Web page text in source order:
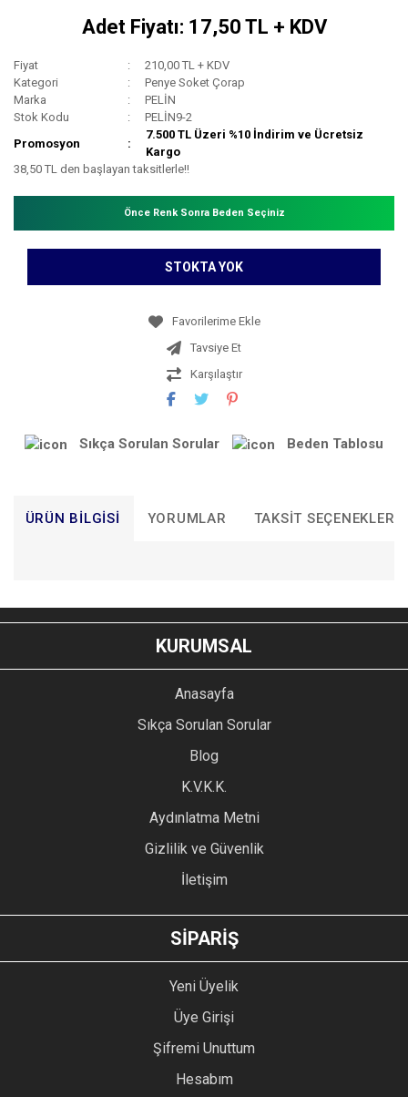
Adet Fiyatı: 17,50 TL + KDV
Fiyat
210,00 TL + KDV
Kategori
Penye Soket Çorap
Marka
PELİN
Stok Kodu
PELİN9-2
Promosyon
7.500 TL Üzeri %10 İndirim ve Ücretsiz
Kargo
38,50 TL den başlayan taksitlerle!!
Önce Renk Sonra Beden Seçiniz
STOKTA YOK
Tavsiye Et
Karşılaştır
Sıkça Sorulan Sorular Beden Tablosu
ÜRÜN BILGISI YORUMLAR TAKSIT SEÇENEKLERI
YORUM YAZ
Bu ürünün fiyat bilgisi, resim, ürün açıklamalarında ve diğer
konularda yetersiz gördüğünüz noktaları öneri formunu
kullanarak tarafımıza iletebilirsiniz.
Ürün resmi kalitesiz, bozuk veya görüntülenemiyor.
Ürün açıklamasında eksik bilgiler bulunuyor.
Ürün bilgilerinde hatalar bulunuyor.
Ürün fiyatı diğer sitelerden daha pahalı.
GÖNDER
KURUMSAL
Anasayfa
Sıkça Sorulan Sorular
Blog
K.V.K.K.
Aydınlatma Metni
Gizlilik ve Güvenlik
İletişim
SİPARİŞ
Yeni Üyelik
Üye Girişi
Şifremi Unuttum
Hesabım